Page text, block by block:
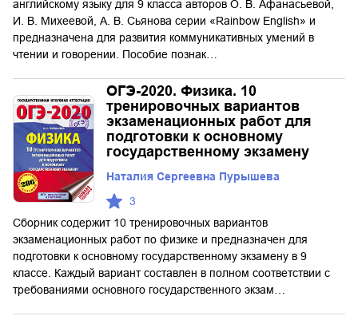
английскому языку для 9 класса авторов О. В. Афанасьевой,
И. В. Михеевой, А. В. Сьянова серии «Rainbow English» и
предназначена для развития коммуникативных умений в
чтении и говорении. Пособие познак…
ОГЭ-2020. Физика. 10
тренировочных вариантов
экзаменационных работ для
подготовки к основному
государственному экзамену
Наталия Сергеевна Пурышева
3
Сборник содержит 10 тренировочных вариантов
экзаменационных работ по физике и предназначен для
подготовки к основному государственному экзамену в 9
классе. Каждый вариант составлен в полном соответствии с
требованиями основного государственного экзам…